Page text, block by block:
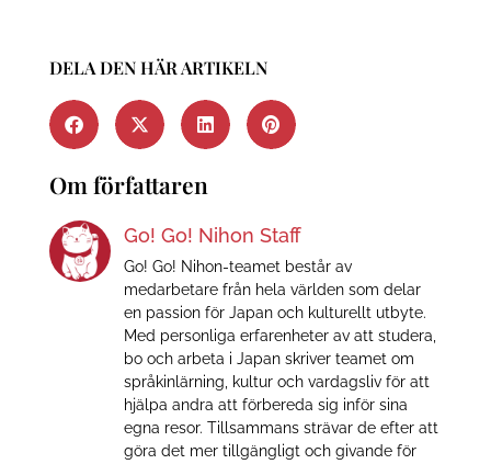
DELA DEN HÄR ARTIKELN
Om författaren
Go! Go! Nihon Staff
Go! Go! Nihon-teamet består av
medarbetare från hela världen som delar
en passion för Japan och kulturellt utbyte.
Med personliga erfarenheter av att studera,
bo och arbeta i Japan skriver teamet om
språkinlärning, kultur och vardagsliv för att
hjälpa andra att förbereda sig inför sina
egna resor. Tillsammans strävar de efter att
göra det mer tillgängligt och givande för